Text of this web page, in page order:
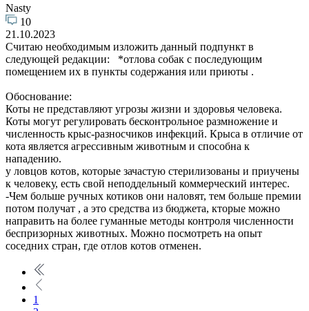
Nasty
10
21.10.2023
Считаю необходимым изложить данный подпункт в
следующей редакции: *отлова собак с последующим
помещением их в пункты содержания или приюты .
Обоснование:
Коты не представляют угрозы жизни и здоровья человека.
Коты могут регулировать бесконтрольное размножение и
численность крыс-разносчиков инфекций. Крыса в отличие от
кота является агрессивным животным и способна к
нападению.
у ловцов котов, которые зачастую стерилизованы и приучены
к человеку, есть свой неподдельный коммерческий интерес.
-Чем больше ручных котиков они наловят, тем больше премии
потом получат , а это средства из бюджета, кторые можно
направить на более гуманные методы контроля численности
беспризорных животных. Можно посмотреть на опыт
соседних стран, где отлов котов отменен.
1